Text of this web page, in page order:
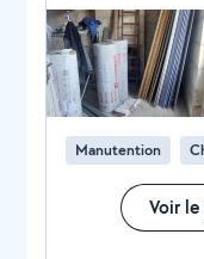
nettoyage, entretien de
différentes
missions avec sérieux et
soigneux, je
Réponse rapide
Manutention
Voir